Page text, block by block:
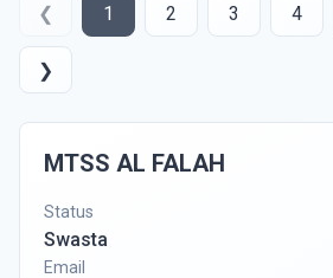
❮ 1 2 3 4
❯
MTSS AL FALAH
Status
Swasta
Email